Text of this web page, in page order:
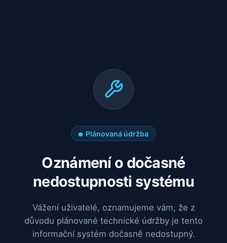
Plánovaná údržba
Oznámení o dočasné
nedostupnosti systému
Vážení uživatelé, oznamujeme vám, že z
důvodu plánované technické údržby je tento
informační systém dočasně nedostupný.